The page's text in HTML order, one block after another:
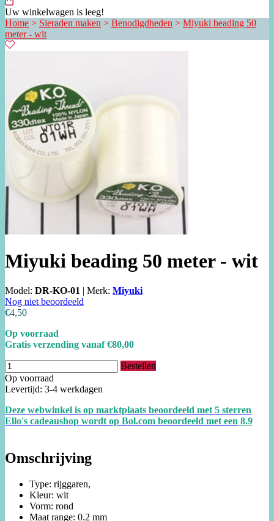
Uw winkelwagen is leeg!
Home > Sieraden maken > Benodigdheden > Miyuki beading 50
meter - wit
Miyuki beading 50 meter - wit
Model: DR-KO-01 | Merk: Miyuki
Nog niet beoordeeld
€4,50
Op voorraad
Gratis verzending vanaf €80,00
Bestellen
Op voorraad
Levertijd: 3-4 werkdagen
Deze webwinkel is op marktplaats beoordeeld met 5 sterren
Ello's cadeaushop wordt op Bol.com beoordeeld met een 8.9
Omschrijving
Type: rijggaren,
Kleur: wit
Vorm: rond
Maat range: 0.2 mm